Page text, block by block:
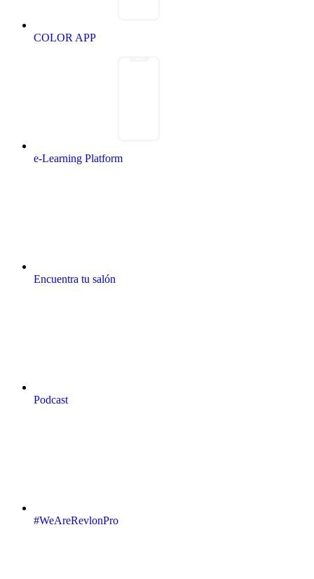
COLOR APP
e-Learning Platform
Encuentra tu salón
Podcast
#WeAreRevlonPro